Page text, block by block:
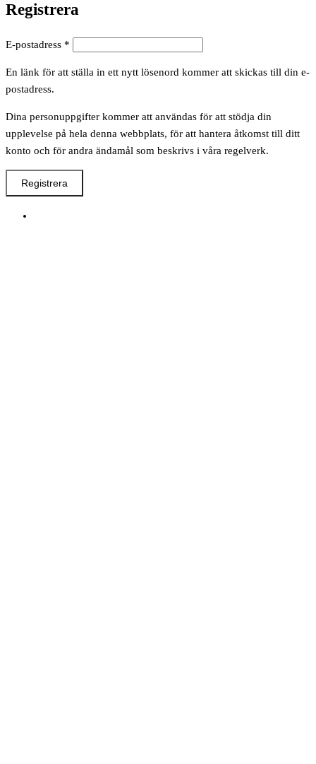
Registrera
E-postadress *
En länk för att ställa in ett nytt lösenord kommer att skickas till din e-
postadress.
Dina personuppgifter kommer att användas för att stödja din
upplevelse på hela denna webbplats, för att hantera åtkomst till ditt
konto och för andra ändamål som beskrivs i våra regelverk.
Registrera